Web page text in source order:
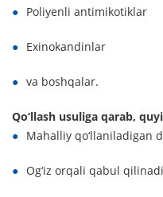
Poliyenli antimikotiklar
Exinokandinlar
va boshqalar.
Qo‘llash usuliga qarab,
Mahalliy qo‘llaniladigan
Og‘iz orqali qabul